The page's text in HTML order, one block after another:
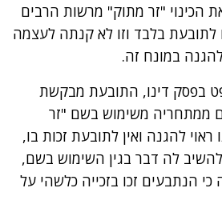
הכינוי "זר מתוק" מרשות הרבים
לתובעת בלבד וזו לא קנתה לעצמה
במונח זה.
בפסק דינו, התובעת מבקשת
ממתחריה משימוש בשם "זר
להגנה ואין לתובעת זכות בו,
לה דבר בגין השימוש בשם,
הנתבעים זכו בזכייה כלשהי על